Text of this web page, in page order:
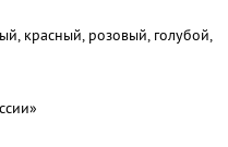
красный, розовый, голубой,